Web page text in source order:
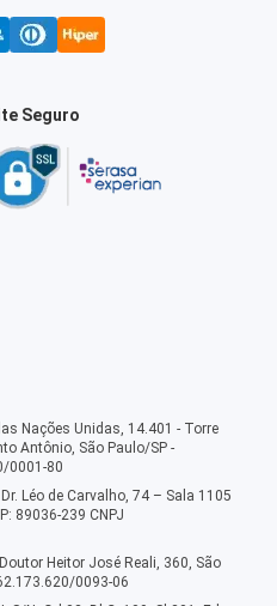
Seguro
Nações Unidas, 14.401 - Torre
Antônio, São Paulo/SP -
0001-80
Léo de Carvalho, 74 – Sala 1105
89036-239 CNPJ
Heitor José Reali, 360, São
0093-06